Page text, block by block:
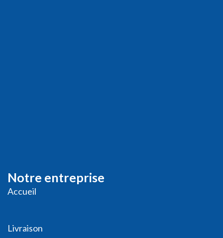
Notre entreprise
Accueil
Livraison